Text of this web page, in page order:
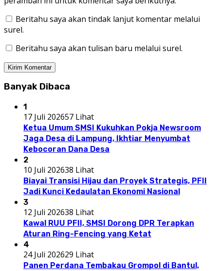
Beritahu saya akan tindak lanjut komentar melalui
surel.
Beritahu saya akan tulisan baru melalui surel.
Banyak Dibaca
1
17 Juli 202657 Lihat
Ketua Umum SMSI Kukuhkan Pokja Newsroom
Jaga Desa di Lampung, Ikhtiar Menyumbat
Kebocoran Dana Desa
2
10 Juli 202638 Lihat
Biayai Transisi Hijau dan Proyek Strategis, PFII
Jadi Kunci Kedaulatan Ekonomi Nasional
3
12 Juli 202638 Lihat
Kawal RUU PFII, SMSI Dorong DPR Terapkan
Aturan Ring-Fencing yang Ketat
4
24 Juli 202629 Lihat
Panen Perdana Tembakau Grompol di Bantul,